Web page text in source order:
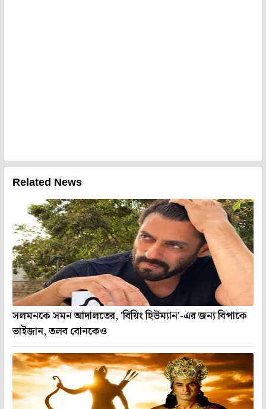
Related News
সলমনকে সমন আদালতের, 'বিয়িং হিউম্যান'-এর জন্য বিপাকে
ভাইজান, তলব বোনকেও